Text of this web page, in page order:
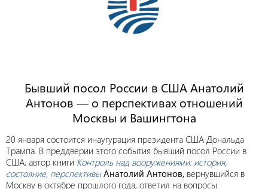
Бывший посол России в США Анатолий
Антонов — о перспективах отношений
Москвы и Вашингтона
20 января состоится инаугурация президента США Дональда
Трампа. В преддверии этого события бывший посол России в
США, автор книги Контроль над вооружениями: история,
состояние, перспективы Анатолий Антонов, вернувшийся в
Москву в октябре прошлого года, ответил на вопросы